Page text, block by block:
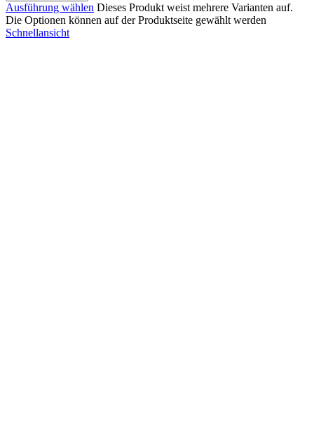
Ausführung wählen Dieses Produkt weist mehrere Varianten auf.
Die Optionen können auf der Produktseite gewählt werden
Schnellansicht